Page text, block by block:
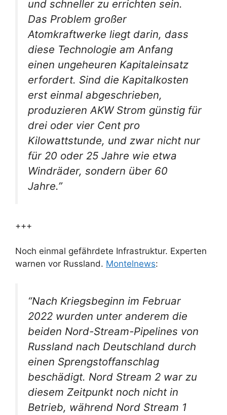
und schneller zu errichten sein.
Das Problem großer
Atomkraftwerke liegt darin, dass
diese Technologie am Anfang
einen ungeheuren Kapitaleinsatz
erfordert. Sind die Kapitalkosten
erst einmal abgeschrieben,
produzieren AKW Strom günstig für
drei oder vier Cent pro
Kilowattstunde, und zwar nicht nur
für 20 oder 25 Jahre wie etwa
Windräder, sondern über 60
Jahre.”
+++
Noch einmal gefährdete Infrastruktur. Experten
warnen vor Russland. Montelnews:
“Nach Kriegsbeginn im Februar
2022 wurden unter anderem die
beiden Nord-Stream-Pipelines von
Russland nach Deutschland durch
einen Sprengstoffanschlag
beschädigt. Nord Stream 2 war zu
diesem Zeitpunkt noch nicht in
Betrieb, während Nord Stream 1